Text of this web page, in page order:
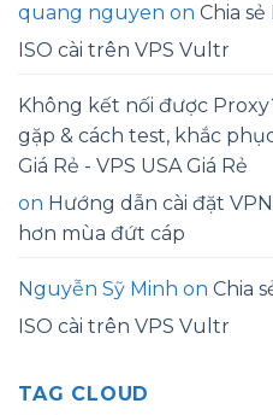
quang nguyen on Chia
ISO cài trên VPS Vultr
Không kết nối được
gặp & cách test, khắc
Giá Rẻ - VPS USA Giá Rẻ
on Hướng dẫn cài đặt VPN
hơn mùa đứt cáp
Nguyễn Sỹ Minh on Chia
ISO cài trên VPS Vultr
TAG CLOUD